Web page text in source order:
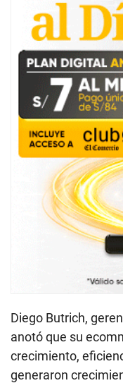
Diego Butrich,
anotó que su
crecimiento,
generaron